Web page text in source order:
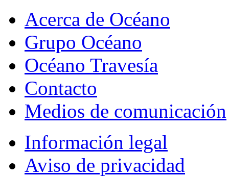
Acerca de Océano
Grupo Océano
Océano Travesía
Contacto
Medios de comunicación
Información legal
Aviso de privacidad